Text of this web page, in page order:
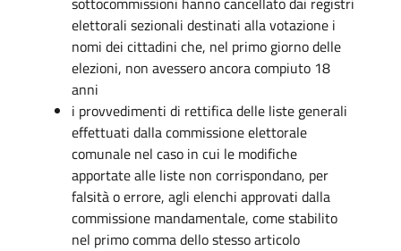
elettorali sezionali destinati alla votazione i
nomi dei cittadini che, nel primo giorno delle
elezioni, non avessero ancora compiuto 18
anni
i provvedimenti di rettifica delle liste generali
effettuati dalla commissione elettorale
comunale nel caso in cui le modifiche
apportate alle liste non corrispondano, per
falsità o errore, agli elenchi approvati dalla
commissione mandamentale, come stabilito
nel primo comma dello stesso articolo